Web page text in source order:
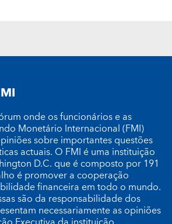
onde os funcionários e as
Monetário Internacional (FMI)
sobre importantes questões
actuais. O FMI é uma instituição
D.C. que é composto por 191
é promover a cooperação
financeira em todo o mundo.
são da responsabilidade dos
necessariamente as opiniões